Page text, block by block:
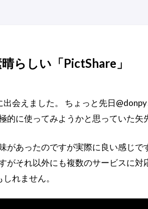
らしい「PictShare」
会えました。 ちょっと先日
的に使ってみようかと思っていた矢
あったのですが実際に良い感じで
がそれ以外にも複数のサービスに対
れません。